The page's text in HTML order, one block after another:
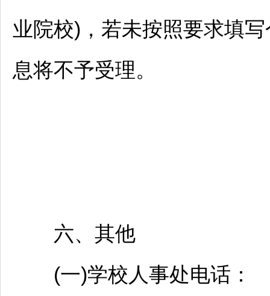
业院校)，若未按照要求填
息将不予受理。
六、其他
(一)学校人事处电话：